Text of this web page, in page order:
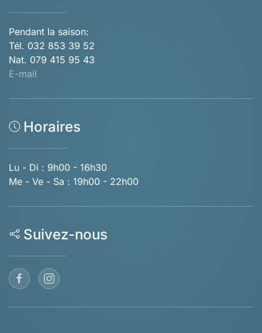
Pendant la saison:
Tél. 032 853 39 52
Nat. 079 415 95 43
E-mail
Horaires
Lu - Di : 9h00 - 16h30
Me - Ve - Sa : 19h00 - 22h00
Suivez-nous